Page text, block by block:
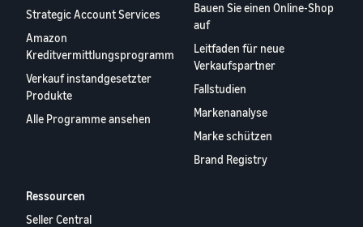
Strategic Account Services
Amazon
Kreditvermittlungsprogramm
Verkauf instandgesetzter
Produkte
Alle Programme ansehen
Bauen Sie einen Online-Shop
auf
Leitfaden für neue
Verkaufspartner
Fallstudien
Markenanalyse
Marke schützen
Brand Registry
Ressourcen
Seller Central